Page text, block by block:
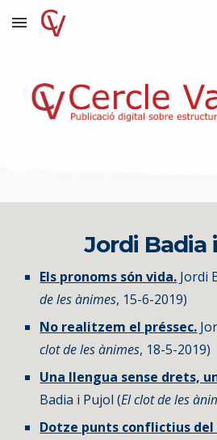
Skip to main content
Jordi Badia
Els pronoms són vida. Jordi
de les ànimes, 15-6-2019)
No realitzem el préssec.
clot de les ànimes, 18-5-2019)
Una llengua sense drets,
Badia i Pujol (El clot de les
Dotze punts conflictius del